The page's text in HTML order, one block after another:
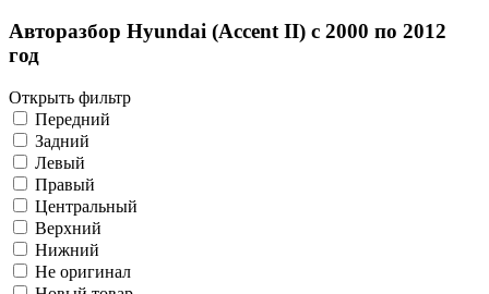
Авторазбор Hyundai (Accent II) с 2000 по 2012
год
Открыть фильтр
Передний
Задний
Левый
Правый
Центральный
Верхний
Нижний
Не оригинал